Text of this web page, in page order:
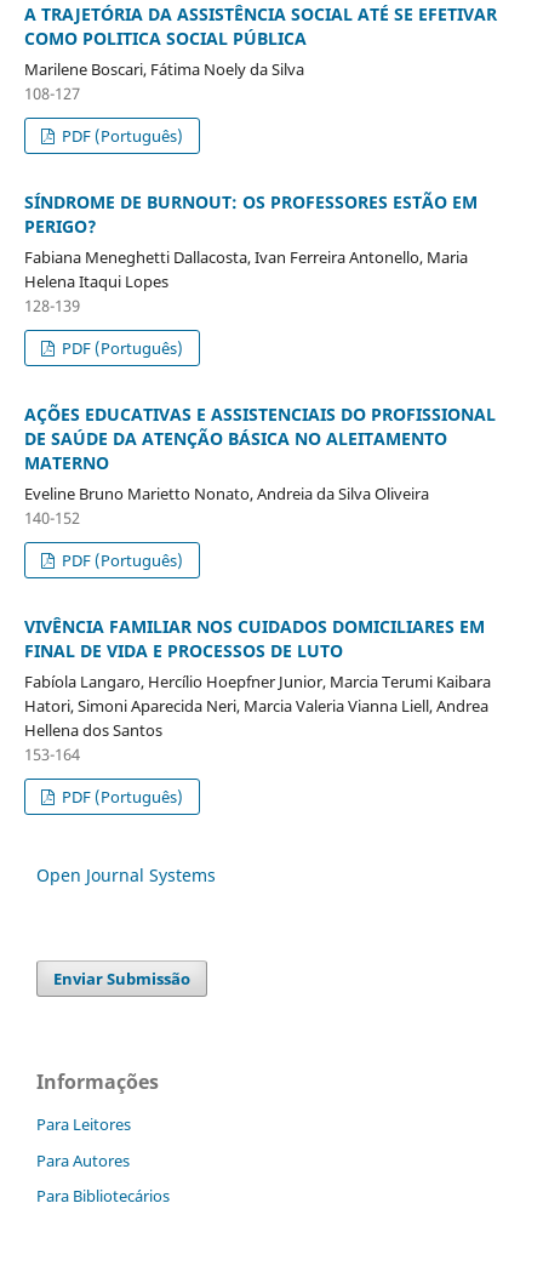
A TRAJETÓRIA DA ASSISTÊNCIA SOCIAL ATÉ SE EFETIVAR
COMO POLITICA SOCIAL PÚBLICA
Marilene Boscari, Fátima Noely da Silva
108-127
PDF (Português)
SÍNDROME DE BURNOUT: OS PROFESSORES ESTÃO EM
PERIGO?
Fabiana Meneghetti Dallacosta, Ivan Ferreira Antonello, Maria
Helena Itaqui Lopes
128-139
PDF (Português)
AÇÕES EDUCATIVAS E ASSISTENCIAIS DO PROFISSIONAL
DE SAÚDE DA ATENÇÃO BÁSICA NO ALEITAMENTO
MATERNO
Eveline Bruno Marietto Nonato, Andreia da Silva Oliveira
140-152
PDF (Português)
VIVÊNCIA FAMILIAR NOS CUIDADOS DOMICILIARES EM
FINAL DE VIDA E PROCESSOS DE LUTO
Fabíola Langaro, Hercílio Hoepfner Junior, Marcia Terumi Kaibara
Hatori, Simoni Aparecida Neri, Marcia Valeria Vianna Liell, Andrea
Hellena dos Santos
153-164
PDF (Português)
Open Journal Systems
Enviar Submissão
Informações
Para Leitores
Para Autores
Para Bibliotecários